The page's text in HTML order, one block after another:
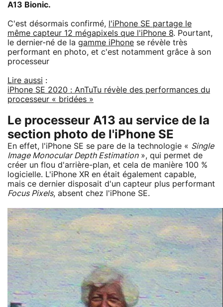
A13 Bionic.
C'est désormais confirmé,
l'iPhone SE partage le
même capteur 12 mégapixels que l'iPhone 8. Pourtant,
le dernier-né de la gamme iPhone se révèle très
performant en photo, et c'est notamment grâce à son
processeur
Lire aussi :
iPhone SE 2020 : AnTuTu révèle des performances du
processeur « bridées »
Le processeur A13 au service de la
section photo de l'iPhone SE
En effet, l'iPhone SE se pare de la technologie « Single
Image Monocular Depth Estimation», qui permet de
créer un flou d'arrière-plan, et cela de manière 100 %
logicielle. L'iPhone XR en était également capable,
mais ce dernier disposait d'un capteur plus performant
Focus Pixels, absent chez l'iPhone SE.